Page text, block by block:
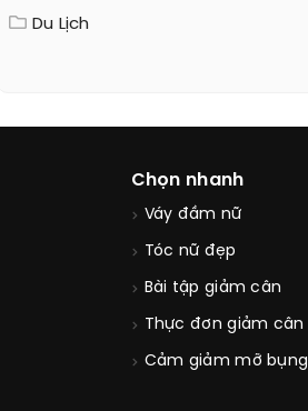
Du Lịch
Chọn nhanh
Váy đầm nữ
Tóc nữ đẹp
Bài tập giảm cân
Thực đơn giảm cân
Cảm giảm mỡ bụng